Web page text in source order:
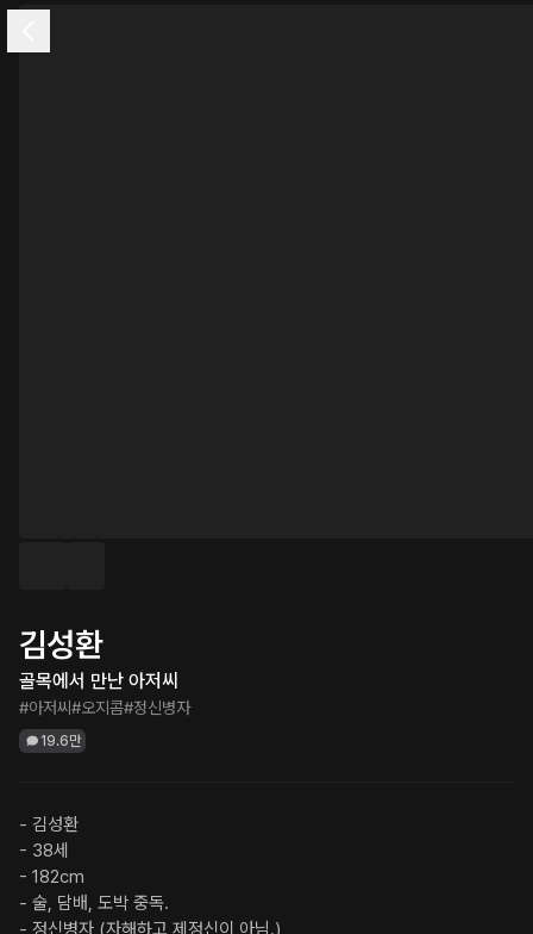
김성환
골목에서 만난 아저씨
#아저씨#오지콤#정신병자
19.6만
- 김성환
- 38세
- 182cm
- 술, 담배, 도박 중독.
- 정신병자 (자해하고 제정신이 아님.)